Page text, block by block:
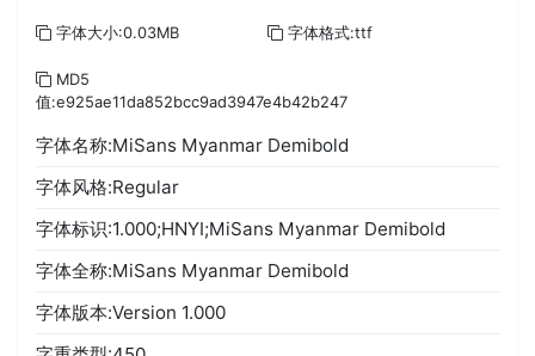
字体大小:0.03MB 字体格式:ttf
MD5
值:e925ae11da852bcc9ad3947e4b42b247
字体名称:MiSans Myanmar Demibold
字体风格:Regular
字体标识:1.000;HNYI;MiSans Myanmar Demibold
字体全称:MiSans Myanmar Demibold
字体版本:Version 1.000